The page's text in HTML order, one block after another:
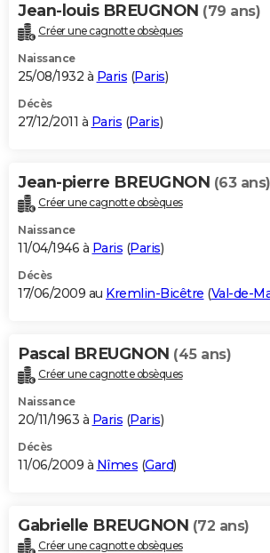
Jean-louis BREUGNON (79 ans)
Créer une cagnotte obsèques
Naissance
25/08/1932 à Paris (Paris)
Décès
27/12/2011 à Paris (Paris)
Jean-pierre BREUGNON (63 ans)
Créer une cagnotte obsèques
Naissance
11/04/1946 à Paris (Paris)
Décès
17/06/2009 au Kremlin-Bicêtre (Val-de-
Pascal BREUGNON (45 ans)
Créer une cagnotte obsèques
Naissance
20/11/1963 à Paris (Paris)
Décès
11/06/2009 à Nîmes (Gard)
Gabrielle BREUGNON (72 ans)
Créer une cagnotte obsèques